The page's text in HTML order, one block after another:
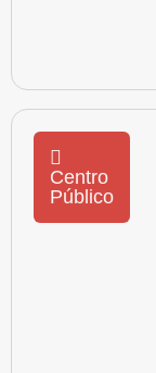
Centro
Público